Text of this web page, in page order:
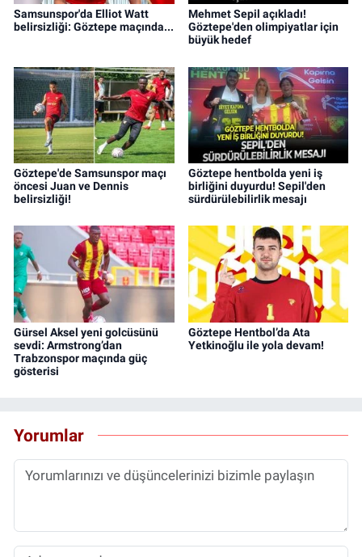
Samsunspor'da Elliot Watt
belirsizliği: Göztepe maçında...
Mehmet Sepil açıkladı!
Göztepe'den olimpiyatlar için
büyük hedef
Göztepe'de Samsunspor maçı
öncesi Juan ve Dennis
belirsizliği!
Göztepe hentbolda yeni iş
birliğini duyurdu! Sepil'den
sürdürülebilirlik mesajı
Gürsel Aksel yeni golcüsünü
sevdi: Armstrong’dan
Trabzonspor maçında güç
gösterisi
Göztepe Hentbol’da Ata
Yetkinoğlu ile yola devam!
Yorumlar